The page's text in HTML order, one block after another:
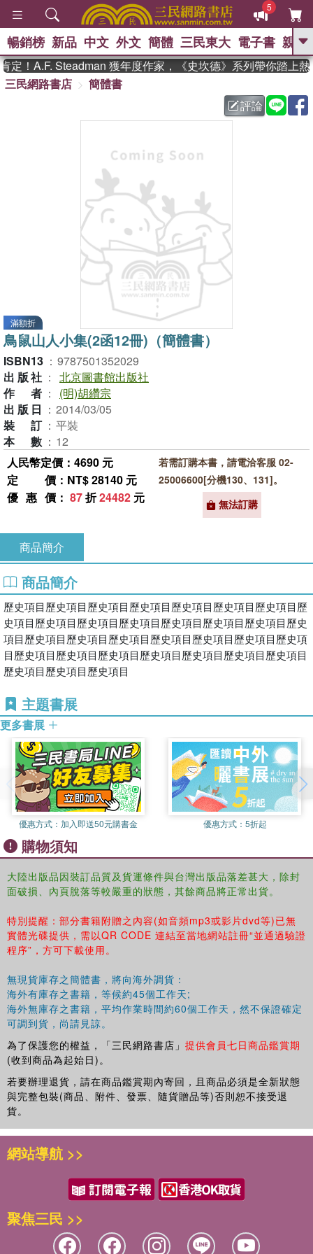
5
GO
父親節 、 如果歷
暑期推薦 、 國際布克
偉大的迷走神經
暢銷榜 新品 中文 外文 簡體 三民東大 電子書 親子
！A.F. Steadman 獲年度作家，《史坎德》系列帶你踏上熱
三民網路書店
簡體書
評論
滿額折
鳥鼠山人小集(2函12冊)（簡體書）
ISBN13 ： 9787501352029
出版社 ： 北京圖書館出版社
作者 ：
(明)胡纘宗
出版日 ： 2014/03/05
裝訂 ： 平裝
本數 ： 12
人民幣定價：4690 元
定價 ：NT$ 28140 元
優惠價 ： 87折24482 元
若需訂購本書，請電洽客服 02-
25006600[分機130、131]。
無法訂購
商品簡介
商品簡介
歷史項目歷史項目歷史項目歷史項目歷史項目歷史項目歷史項目歷
史項目歷史項目歷史項目歷史項目歷史項目歷史項目歷史項目歷史
項目歷史項目歷史項目歷史項目歷史項目歷史項目歷史項目歷史項
目歷史項目歷史項目歷史項目歷史項目歷史項目歷史項目歷史項目
歷史項目歷史項目歷史項目
主題書展
更多書展
優惠方式： 加入即送50元購書金 優惠方式： 5折起
購物須知
大陸出版品因裝訂品質及貨運條件與台灣出版品落差甚大，除封
面破損、內頁脫落等較嚴重的狀態，其餘商品將正常出貨。
特別提醒：部分書籍附贈之內容(如音頻mp3或影片dvd等)已無
實體光碟提供，需以QR CODE 連結至當地網站註冊“並通過驗證
程序”，方可下載使用。
無現貨庫存之簡體書，將向海外調貨：
海外有庫存之書籍，等候約45個工作天;
海外無庫存之書籍，平均作業時間約60個工作天，然不保證確定
可調到貨，尚請見諒。
為了保護您的權益，「三民網路書店」 提供會員七日商品鑑賞期
(收到商品為起始日)。
若要辦理退貨，請在商品鑑賞期內寄回，且商品必須是全新狀態
與完整包裝(商品、附件、發票、隨貨贈品等)否則恕不接受退
貨。
網站導航 >>
聚焦三民 >>